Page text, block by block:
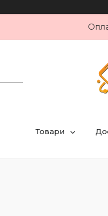
Товари